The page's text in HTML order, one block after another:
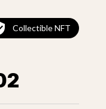
Collectible NFT